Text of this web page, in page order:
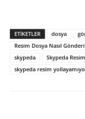
ETIKETLER dosya
Resim Dosya Nasıl
skypeda
Skypeda
skypeda resim